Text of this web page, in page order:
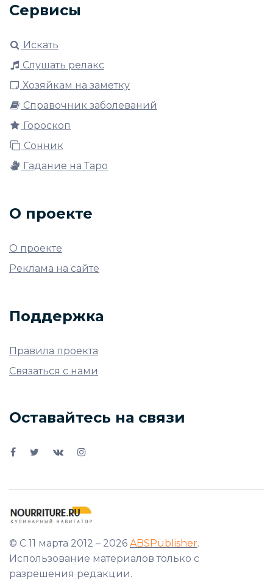
Сервисы
Искать
Слушать релакс
Хозяйкам на заметку
Справочник заболеваний
Гороскоп
Сонник
Гадание на Таро
О проекте
О проекте
Реклама на сайте
Поддержка
Правила проекта
Связаться с нами
Оставайтесь на связи
© С 11 марта 2012 – 2026 ABSPublisher.
Использование материалов только с
разрешения редакции.